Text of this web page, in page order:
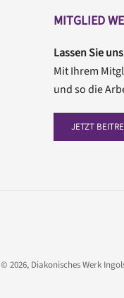
MITGLIED
Lassen Sie
Mit Ihrem
und so die
JETZT
© 2026, Diakonisches Werk